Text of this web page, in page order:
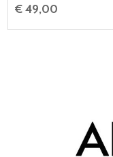
€ 49,00